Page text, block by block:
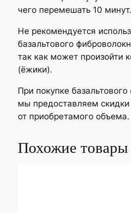
чего перемешать 10 минут.
Не рекомендуется
базальтового
так как может произойти
(ёжики).
При покупке
мы предоставляем скидки
от приобретамого объема.
Похожие товары